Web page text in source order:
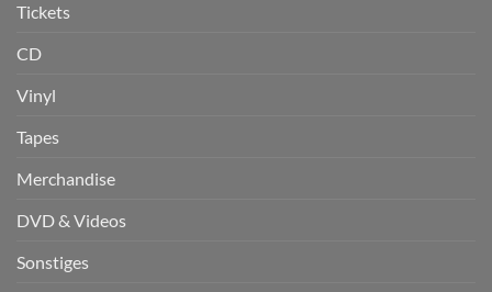
Tickets
CD
Vinyl
Tapes
Merchandise
DVD & Videos
Sonstiges